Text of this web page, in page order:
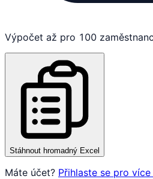
Výpočet až pro 100
Stáhnout hromadný Excel
Máte účet? Přihlaste se pro